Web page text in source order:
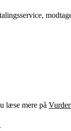
læse mere på